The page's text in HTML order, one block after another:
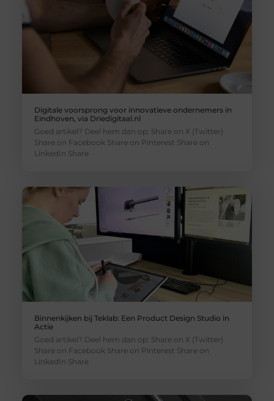
Digitale voorsprong voor innovatieve ondernemers in
Eindhoven, via Driedigitaal.nl
Goed artikel? Deel hem dan op: Share on X (Twitter)
Share on Facebook Share on Pinterest Share on
LinkedIn Share
Binnenkijken bij Teklab: Een Product Design Studio in
Actie
Goed artikel? Deel hem dan op: Share on X (Twitter)
Share on Facebook Share on Pinterest Share on
LinkedIn Share